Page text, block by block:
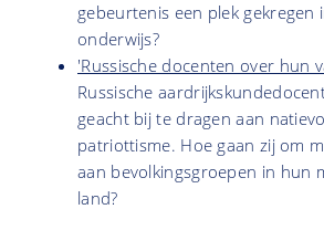
gebeurtenis een plek gekregen
onderwijs?
'Russische docenten over hun
Russische
geacht bij te dragen aan
patriottisme. Hoe gaan zij om
aan bevolkingsgroepen in hun
land?